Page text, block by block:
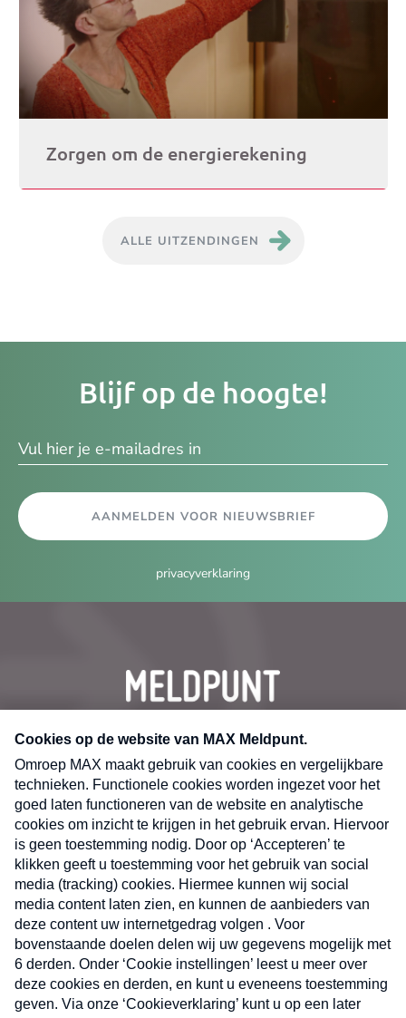
Zorgen om de energierekening
ALLE UITZENDINGEN
Blijf op de hoogte!
AANMELDEN VOOR NIEUWSBRIEF
privacyverklaring
CONTACT
Volg ons op
X
Nieuwsbrief
Neem hier een gratis abonnement op de MAX